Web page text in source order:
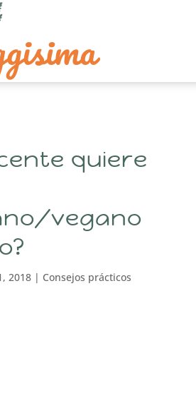
quiere
vegano
2018| Consejos prácticos